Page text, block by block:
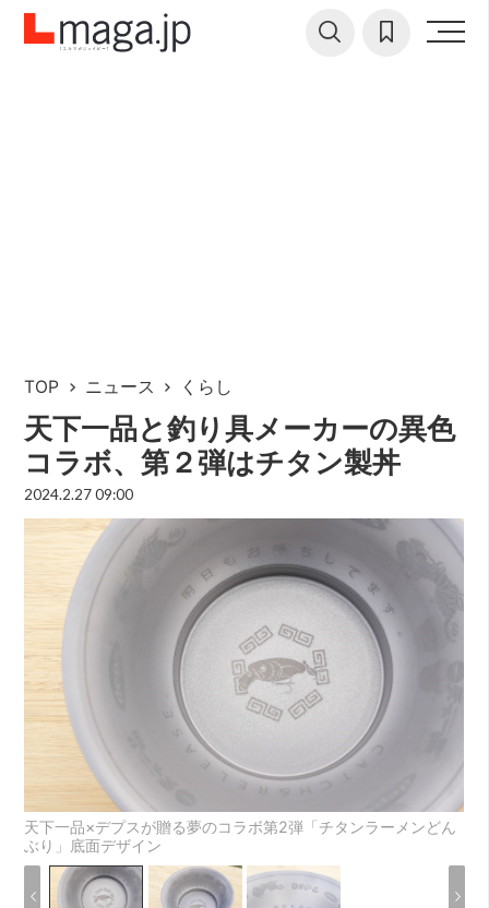
TOP ニュース くらし
天下一品と釣り具メーカーの異色
コラボ、第２弾はチタン製丼
2024.2.27 09:00
天下一品×デプスが贈る夢のコラボ第2弾「チタンラーメンどん
ぶり」底面デザイン